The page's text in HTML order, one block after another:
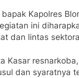
bapak Kapolres
ini
dan lintas
Kasar
dan syaratnya